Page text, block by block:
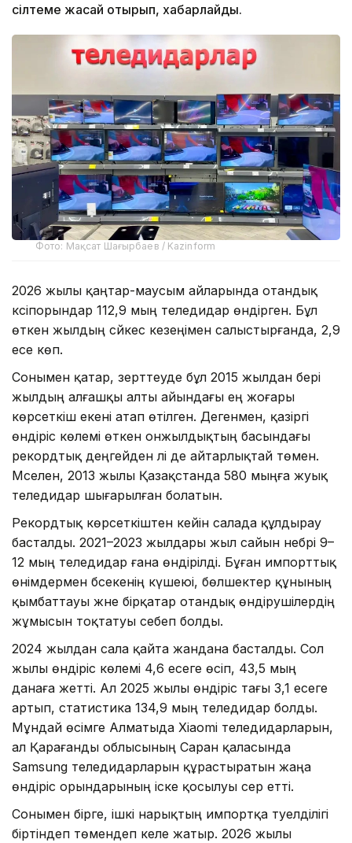
сілтеме жасай отырып, хабарлайды.
Фото: Мақсат Шағырбаев / Kazinform
2026 жылы қаңтар-маусым айларында отандық
кәсіпорындар 112,9 мың теледидар өндірген. Бұл
өткен жылдың сәйкес кезеңімен салыстырғанда, 2,9
есе көп.
Сонымен қатар, зерттеуде бұл 2015 жылдан бері
жылдың алғашқы алты айындағы ең жоғары
көрсеткіш екені атап өтілген. Дегенмен, қазіргі
өндіріс көлемі өткен онжылдықтың басындағы
рекордтық деңгейден әлі де айтарлықтай төмен.
Мәселен, 2013 жылы Қазақстанда 580 мыңға жуық
теледидар шығарылған болатын.
Рекордтық көрсеткіштен кейін салада құлдырау
басталды. 2021–2023 жылдары жыл сайын небәрі 9–
12 мың теледидар ғана өндірілді. Бұған импорттық
өнімдермен бәсекенің күшеюі, бөлшектер құнының
қымбаттауы және бірқатар отандық өндірушілердің
жұмысын тоқтатуы себеп болды.
2024 жылдан сала қайта жандана басталды. Сол
жылы өндіріс көлемі 4,6 есеге өсіп, 43,5 мың
данаға жетті. Ал 2025 жылы өндіріс тағы 3,1 есеге
артып, статистика 134,9 мың теледидар болды.
Мұндай өсімге Алматыда Xiaomi теледидарларын,
ал Қарағанды облысының Саран қаласында
Samsung теледидарларын құрастыратын жаңа
өндіріс орындарының іске қосылуы әсер етті.
Сонымен бірге, ішкі нарықтың импортқа тәуелділігі
біртіндеп төмендеп келе жатыр. 2026 жылы